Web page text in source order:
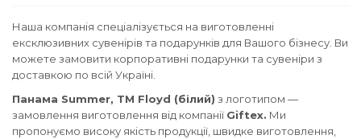
Наша компанія спеціалізується на виготовленні
ексклюзивних сувенірів та подарунків для Вашого бізнесу. Ви
можете замовити корпоративні подарунки та сувеніри з
доставкою по всій Україні.
Панама Summer, TM Floyd (білий) з логотипом —
замовлення виготовлення від компанії Giftex. Ми
пропонуємо високу якість продукції, швидке виготовлення,